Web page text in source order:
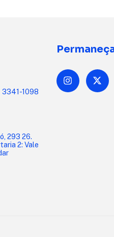
3341-1098
293 26.
2: Vale